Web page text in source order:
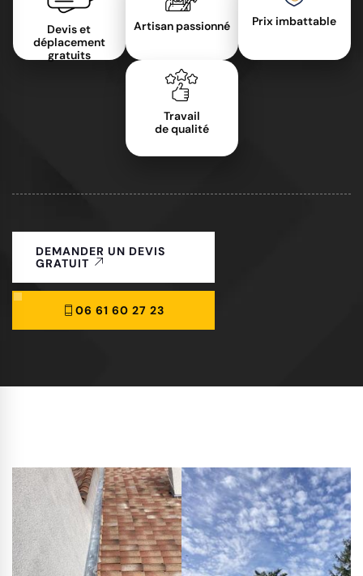
Devis et
déplacement
gratuits
Artisan passionné Prix imbattable
Travail
de qualité
DEMANDER UN DEVIS
GRATUIT
06 61 60 27 23